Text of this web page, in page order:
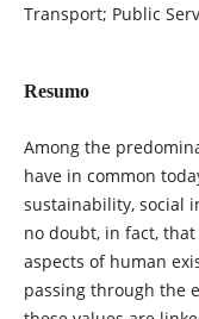
Transport; Public
Resumo
Among the
have in common
sustainability, social
no doubt, in fact,
aspects of human
passing through the